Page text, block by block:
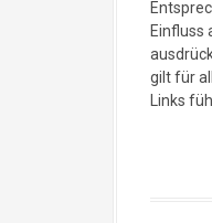
Einfluss
gilt für
Links